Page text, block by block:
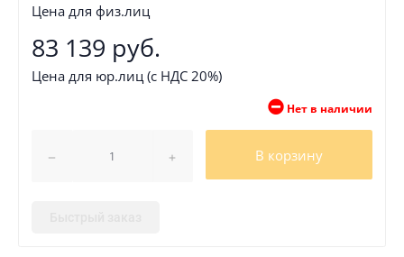
Цена для физ.лиц
83 139 руб.
Цена для юр.лиц (с НДС 20%)
Нет в наличии
В корзину